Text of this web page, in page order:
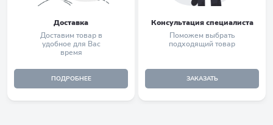
Доставка
Доставим товар в
удобное для Вас
время
ПОДРОБНЕЕ
Консультация специалиста
Поможем выбрать
подходящий товар
ЗАКАЗАТЬ